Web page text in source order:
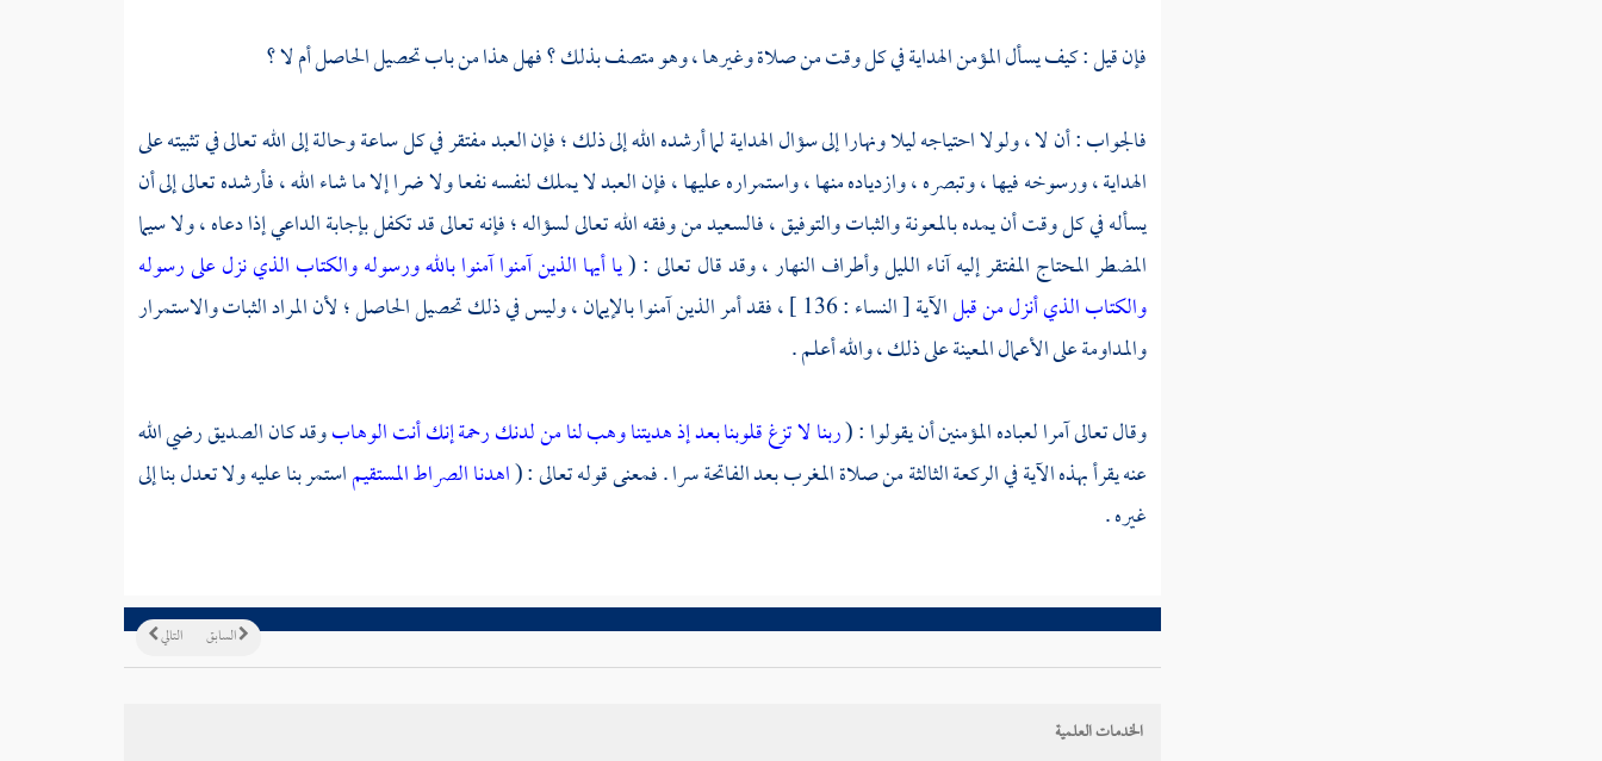
فإن قيل : كيف يسأل المؤمن الهداية في كل وقت من صلاة وغيرها ، وهو متصف بذلك ؟ فهل هذا من باب تحصيل الحاصل أم لا ؟
فالجواب : أن لا ، ولولا احتياجه ليلا ونهارا إلى سؤال الهداية لما أرشده الله إلى ذلك ؛ فإن العبد مفتقر في كل ساعة وحالة إلى الله تعالى في تثبيته على
الهداية ، ورسوخه فيها ، وتبصره ، وازدياده منها ، واستمراره عليها ، فإن العبد لا يملك لنفسه نفعا ولا ضرا إلا ما شاء الله ، فأرشده تعالى إلى أن
يسأله في كل وقت أن يمده بالمعونة والثبات والتوفيق ، فالسعيد من وفقه الله تعالى لسؤاله ؛ فإنه تعالى قد تكفل بإجابة الداعي إذا دعاه ، ولا سيما
المضطر المحتاج المفتقر إليه آناء الليل وأطراف النهار ، وقد قال تعالى : (يا أيها الذين آمنوا آمنوا بالله ورسوله والكتاب الذي نزل على رسوله
والكتاب الذي أنزل من قبل
الآية [ النساء : 136 ] ، فقد أمر الذين آمنوا بالإيمان ، وليس في ذلك تحصيل الحاصل ؛ لأن المراد الثبات والاستمرار
والمداومة على الأعمال المعينة على ذلك ، والله أعلم .
وقال تعالى آمرا لعباده المؤمنين أن يقولوا : (ربنا لا تزغ قلوبنا بعد إذ هديتنا وهب لنا من لدنك رحمة إنك أنت الوهابوقد كانالصديقرضي الله
عنه يقرأ بهذه الآية في الركعة الثالثة من صلاة المغرب بعد الفاتحة سرا . فمعنى قوله تعالى : (اهدنا الصراط المستقيماستمر بنا عليه ولا تعدل بنا إلى
غيره .
التالي السابق
الخدمات العلمية